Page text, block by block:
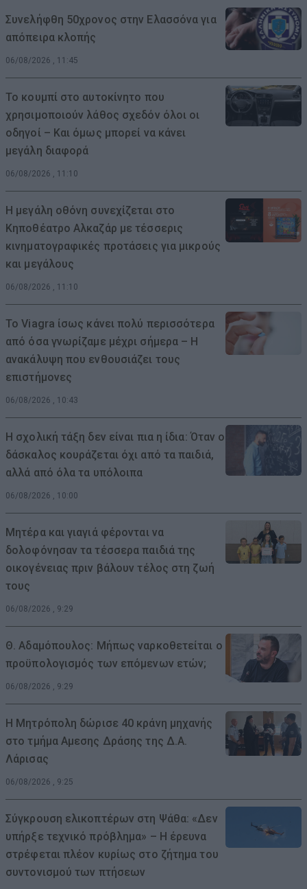
Συνελήφθη 50χρονος στην Ελασσόνα για
απόπειρα κλοπής
06/08/2026 , 11:45
Το κουμπί στο αυτοκίνητο που
χρησιμοποιούν λάθος σχεδόν όλοι οι
οδηγοί – Και όμως μπορεί να κάνει
μεγάλη διαφορά
06/08/2026 , 11:10
Η μεγάλη οθόνη συνεχίζεται στο
Κηποθέατρο Αλκαζάρ με τέσσερις
κινηματογραφικές προτάσεις για μικρούς
και μεγάλους
06/08/2026 , 11:10
Το Viagra ίσως κάνει πολύ περισσότερα
από όσα γνωρίζαμε μέχρι σήμερα – Η
ανακάλυψη που ενθουσιάζει τους
επιστήμονες
06/08/2026 , 10:43
Η σχολική τάξη δεν είναι πια η ίδια: Όταν ο
δάσκαλος κουράζεται όχι από τα παιδιά,
αλλά από όλα τα υπόλοιπα
06/08/2026 , 10:00
Μητέρα και γιαγιά φέρονται να
δολοφόνησαν τα τέσσερα παιδιά της
οικογένειας πριν βάλουν τέλος στη ζωή
τους
06/08/2026 , 9:29
Θ. Αδαμόπουλος: Μήπως ναρκοθετείται ο
προϋπολογισμός των επόμενων ετών;
06/08/2026 , 9:29
Η Μητρόπολη δώρισε 40 κράνη μηχανής
στο τμήμα Αμεσης Δράσης της Δ.Α.
Λάρισας
06/08/2026 , 9:25
Σύγκρουση ελικοπτέρων στη Ψάθα: «Δεν
υπήρξε τεχνικό πρόβλημα» – Η έρευνα
στρέφεται πλέον κυρίως στο ζήτημα του
συντονισμού των πτήσεων